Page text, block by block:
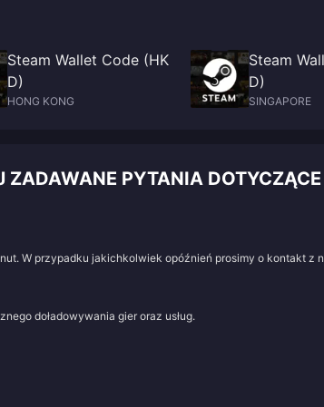
Steam Wallet Code (HK
D)
HONG KONG
Steam
D)
SINGAPORE
ZADAWANE PYTANIA
W przypadku jakichkolwiek opóźnień prosimy o kontakt z
doładowywania gier oraz usług.